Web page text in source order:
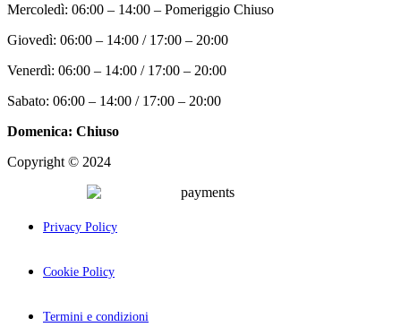
Mercoledì: 06:00 – 14:00 – Pomeriggio Chiuso
Giovedì: 06:00 – 14:00 / 17:00 – 20:00
Venerdì: 06:00 – 14:00 / 17:00 – 20:00
Sabato: 06:00 – 14:00 / 17:00 – 20:00
Domenica: Chiuso
Copyright © 2024
Privacy Policy
Cookie Policy
Termini e condizioni